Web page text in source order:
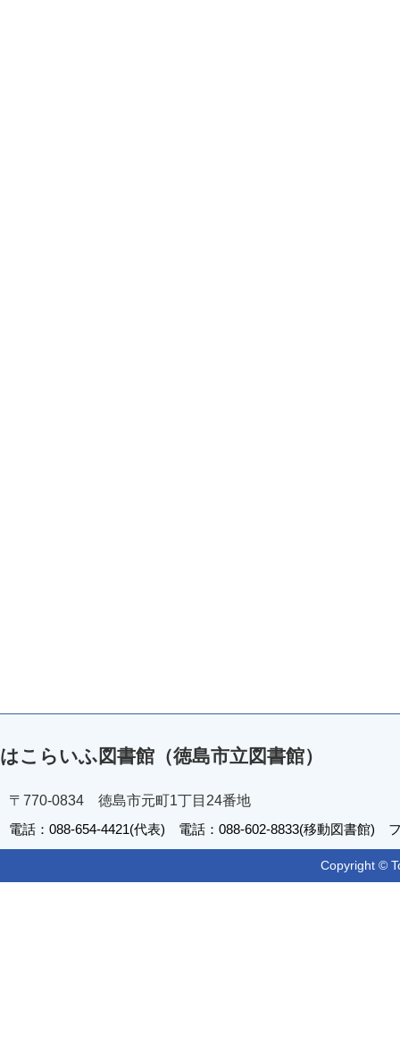
はこらいふ図書館（徳島市立図書館）
〒770-0834 徳島市元町1丁目24番地
電話：088-654-4421(代表) 電話：088-602-8833(移動図書館)
Copyright ©